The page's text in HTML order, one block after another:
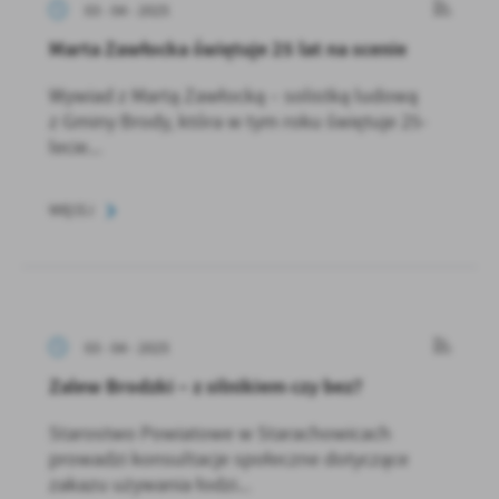
03 - 04 - 2025
Marta Zawłocka świętuje 25 lat na scenie
Wywiad z Martą Zawłocką – solistką ludową
z Gminy Brody, która w tym roku świętuje 25-
lecie...
03 - 04 - 2025
Zalew Brodzki – z silnikiem czy bez?
Starostwo Powiatowe w Starachowicach
prowadzi konsultacje społeczne dotyczące
zakazu używania łodzi...